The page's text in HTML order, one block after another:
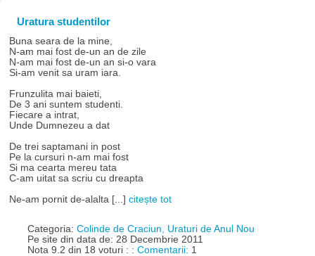
Uratura studentilor
Buna seara de la mine,
N-am mai fost de-un an de zile
N-am mai fost de-un an si-o vara
Si-am venit sa uram iara.
Frunzulita mai baieti,
De 3 ani suntem studenti.
Fiecare a intrat,
Unde Dumnezeu a dat
De trei saptamani in post
Pe la cursuri n-am mai fost
Si ma cearta mereu tata
C-am uitat sa scriu cu dreapta
Ne-am pornit de-alalta [...]citește tot
Categoria: Colinde de Craciun, Uraturi de Anul Nou
Pe site din data de: 28 Decembrie 2011
Nota 9.2 din 18 voturi : : Comentarii: 1